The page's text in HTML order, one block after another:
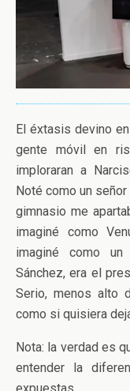
El éxtasis devino
gente móvil en
imploraran a
Noté como un
gimnasio me
imaginé como
imaginé como
Sánchez, era el
Serio, menos alto
como si quisiera
Nota: la verdad es
entender la